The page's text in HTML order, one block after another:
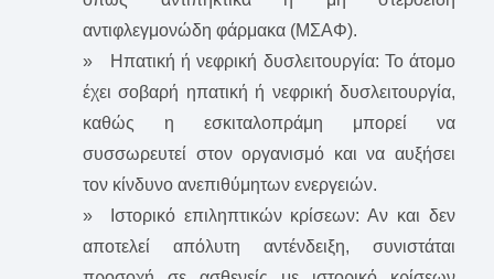
αντιφλεγμονώδη φάρμακα (ΜΣΑΦ).
» Ηπατική ή νεφρική δυσλειτουργία: Το άτομο
έχει σοβαρή ηπατική ή νεφρική δυσλειτουργία,
καθώς η εσκιταλοπράμη μπορεί να
συσσωρευτεί στον οργανισμό και να αυξήσει
τον κίνδυνο ανεπιθύμητων ενεργειών.
» Ιστορικό επιληπτικών κρίσεων: Αν και δεν
αποτελεί απόλυτη αντένδειξη, συνιστάται